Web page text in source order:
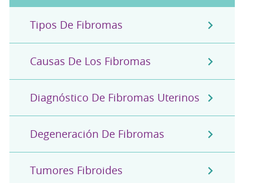
Tipos De Fibromas
Causas De Los Fibromas
Diagnóstico De Fibromas Uterinos
Degeneración De Fibromas
Tumores Fibroides